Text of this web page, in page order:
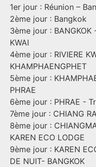
1er jour : Réunion –
2ème jour : Bangkok
3ème jour :
KWAI
4ème jour : RIVIERE
KHAMPHAENGPHET
5ème jour :
PHRAE
6ème jour : PHRAE -
7ème jour : CHIANG
8ème jour :
KAREN ECO LODGE
9ème jour : KAREN
DE NUIT- BANGKOK